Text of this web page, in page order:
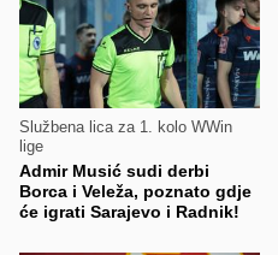
Službena lica za 1. kolo WWin
lige
Admir Musić sudi derbi
Borca i Veleža, poznato gdje
će igrati Sarajevo i Radnik!